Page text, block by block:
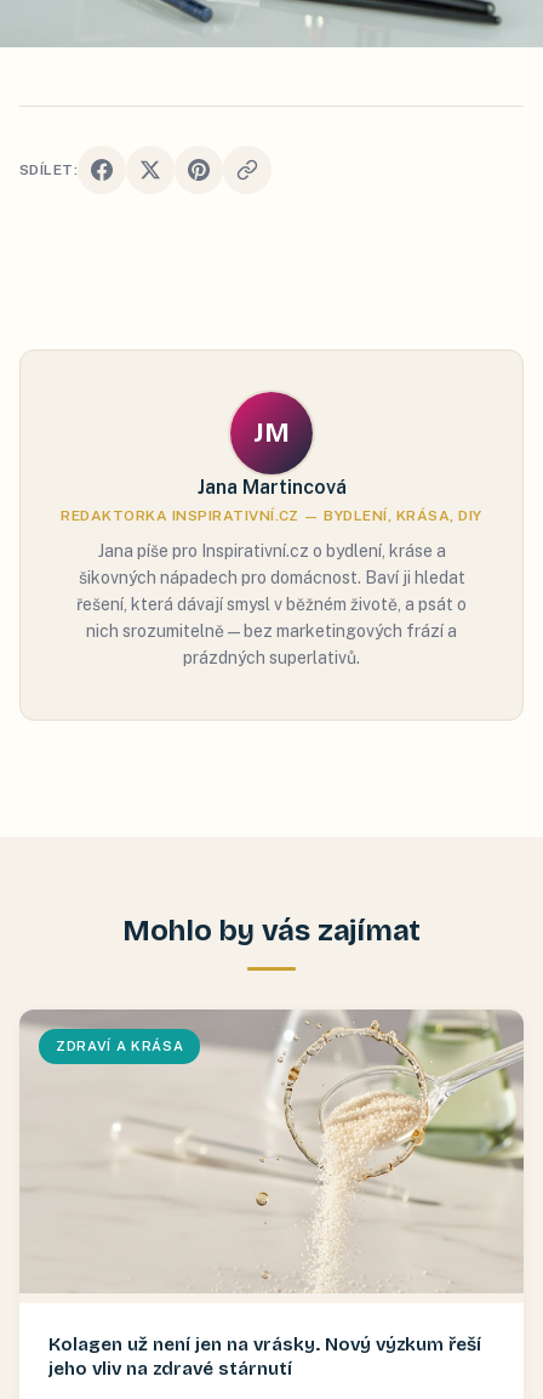
SDÍLET:
JM
Jana Martincová
REDAKTORKA INSPIRATIVNÍ.CZ — BYDLENÍ, KRÁSA, DIY
Jana píše pro Inspirativní.cz o bydlení, kráse a
šikovných nápadech pro domácnost. Baví ji hledat
řešení, která dávají smysl v běžném životě, a psát o
nich srozumitelně — bez marketingových frází a
prázdných superlativů.
Mohlo by vás zajímat
ZDRAVÍ A KRÁSA
Kolagen už není jen na vrásky. Nový výzkum řeší
jeho vliv na zdravé stárnutí